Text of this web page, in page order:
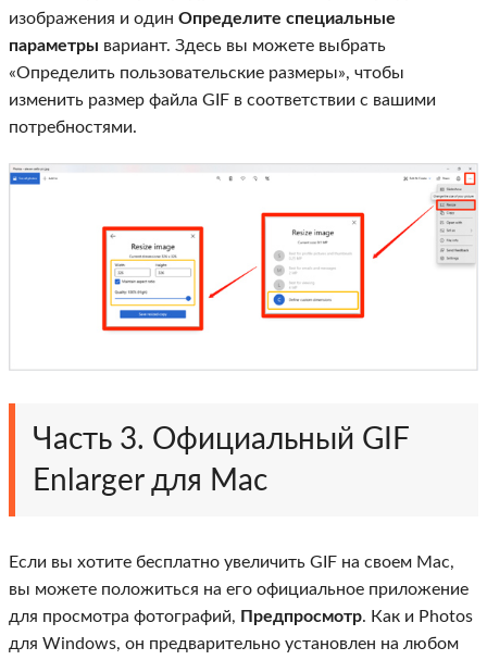
изображения и один Определите специальные
параметры вариант. Здесь вы можете выбрать
«Определить пользовательские размеры», чтобы
изменить размер файла GIF в соответствии с вашими
потребностями.
Часть 3. Официальный GIF
Enlarger для Mac
Если вы хотите бесплатно увеличить GIF на своем Mac,
вы можете положиться на его официальное приложение
для просмотра фотографий, Предпросмотр. Как и Photos
для Windows, он предварительно установлен на любом